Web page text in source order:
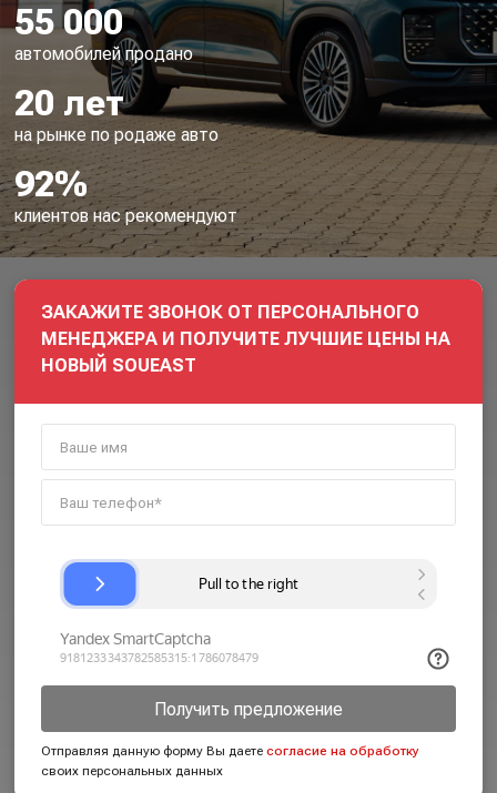
ЗАКАЖИТЕ ЗВОНОК ОТ ПЕРСОНАЛЬНОГО
МЕНЕДЖЕРА И ПОЛУЧИТЕ ЛУЧШИЕ ЦЕНЫ НА
НОВЫЙ SOUEAST
Получить предложение
Отправляя данную форму Вы даетесогласие на обработку
своих персональных данных
55 000
автомобилей продано
20 лет
на рынке по родаже авто
92%
клиентов нас рекомендуют